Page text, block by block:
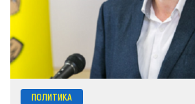
ПОЛИТИКА